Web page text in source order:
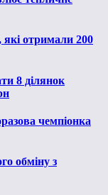
які отримали 200
8 ділянок
чемпіонка
обміну з